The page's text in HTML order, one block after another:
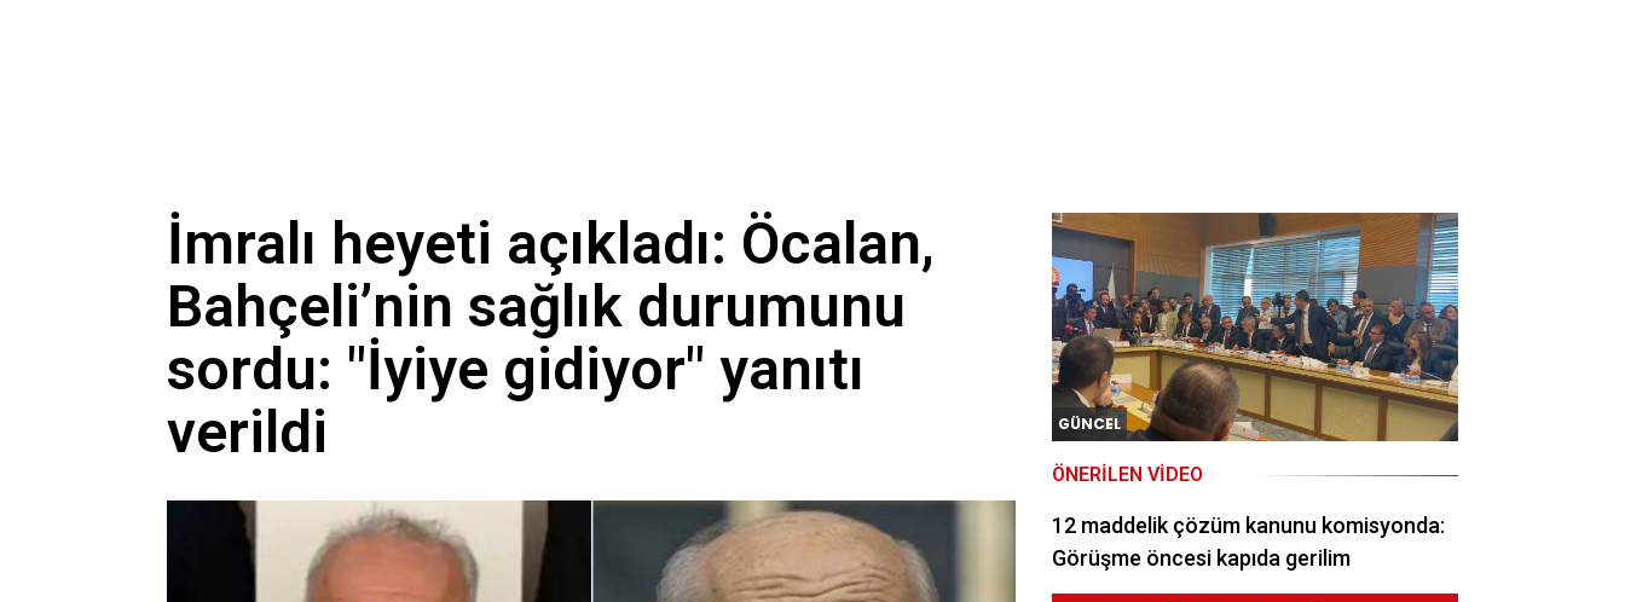
İmralı heyeti açıkladı: Öcalan,
Bahçeli’nin sağlık durumunu
sordu: "İyiye gidiyor" yanıtı
verildi
GÜNCEL
ÖNERILEN VIDEO
12 maddelik çözüm kanunu komisyonda:
Görüşme öncesi kapıda gerilim